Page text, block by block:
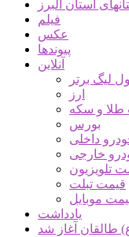
استان البرز
فیلم
عکس
پیوندها
آنلاین
لیگ برتر
ارز
طلا و سکه
بورس
داخلی
خارجی
تلویزیون
قیمت تبلت
موبایل
یادداشت
طالقان آغاز شد